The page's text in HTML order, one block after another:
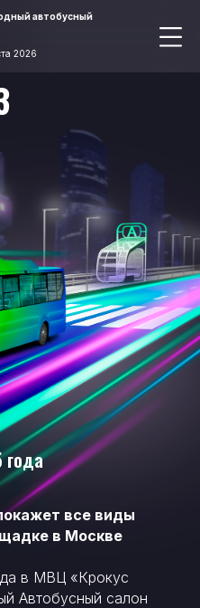
2026
автобусный
года
все виды
в Москве
в МВЦ «Крокус
Автобусный салон